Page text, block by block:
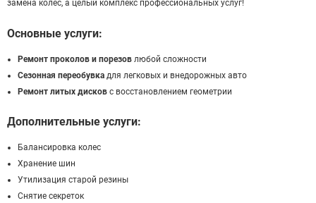
замена колес, а целый комплекс профессиональных услуг!
Основные услуги:
Ремонт проколов и порезов любой сложности
Сезонная переобувка для легковых и внедорожных авто
Ремонт литых дисков с восстановлением геометрии
Дополнительные услуги:
Балансировка колес
Хранение шин
Утилизация старой резины
Снятие секреток